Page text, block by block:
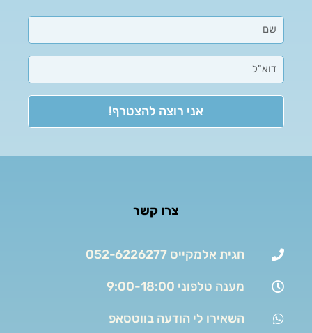
אני רוצה להצטרף!
צרו קשר
חגית אלמקייס 052-6226277
מענה טלפוני 9:00-18:00
השאירו לי הודעה בווטסאפ